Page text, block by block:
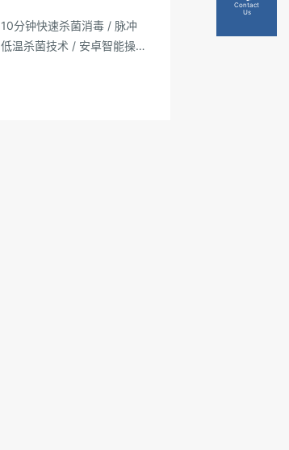
10分钟快速杀菌消毒 / 脉冲
低温杀菌技术 / 安卓智能操
Contact
Us